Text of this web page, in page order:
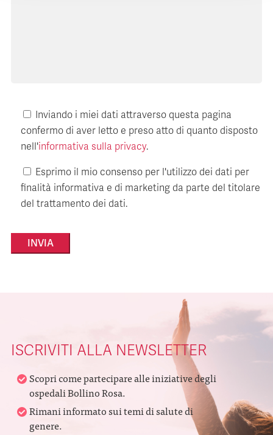
Inviando i miei dati attraverso questa pagina
confermo di aver letto e preso atto di quanto disposto
nell'informativa sulla privacy.
Esprimo il mio consenso per l'utilizzo dei dati per
finalità informativa e di marketing da parte del titolare
del trattamento dei dati.
ISCRIVITI ALLA NEWSLETTER
Scopri come partecipare alle iniziative degli
ospedali Bollino Rosa.
Rimani informato sui temi di salute di
genere.